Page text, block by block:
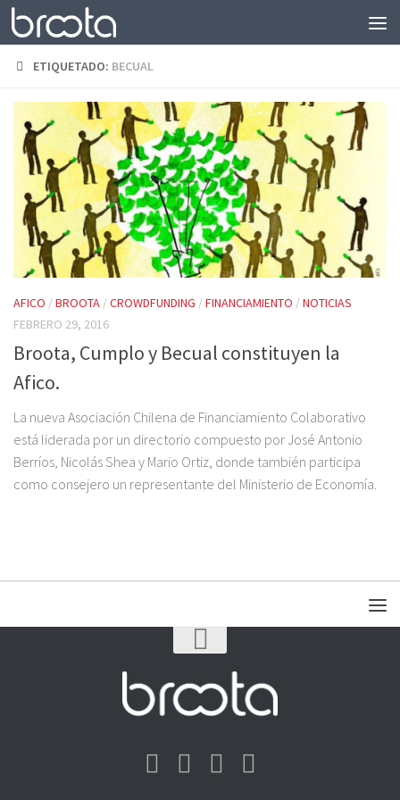
Saltar al contenido
ETIQUETADO: BECUAL
AFICO /BROOTA /CROWDFUNDING /FINANCIAMIENTO /NOTICIAS
FEBRERO 29, 2016
Broota, Cumplo y Becual constituyen la
Afico.
La nueva Asociación Chilena de Financiamiento Colaborativo
está liderada por un directorio compuesto por José Antonio
Berríos, Nicolás Shea y Mario Ortiz, donde también participa
como consejero un representante del Ministerio de Economía.